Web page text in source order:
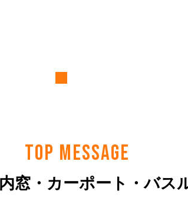
TOP MESSAGE
窓・カーポート・バス